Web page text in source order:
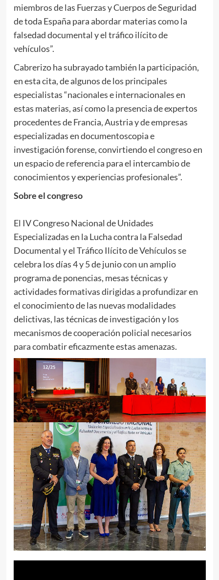
miembros de las Fuerzas y Cuerpos de Seguridad
de toda España para abordar materias como la
falsedad documental y el tráfico ilícito de
vehículos”.
Cabrerizo ha subrayado también la participación,
en esta cita, de algunos de los principales
especialistas “nacionales e internacionales en
estas materias, así como la presencia de expertos
procedentes de Francia, Austria y de empresas
especializadas en documentoscopia e
investigación forense, convirtiendo el congreso en
un espacio de referencia para el intercambio de
conocimientos y experiencias profesionales”.
Sobre el congreso
El IV Congreso Nacional de Unidades
Especializadas en la Lucha contra la Falsedad
Documental y el Tráfico Ilícito de Vehículos se
celebra los días 4 y 5 de junio con un amplio
programa de ponencias, mesas técnicas y
actividades formativas dirigidas a profundizar en
el conocimiento de las nuevas modalidades
delictivas, las técnicas de investigación y los
mecanismos de cooperación policial necesarios
para combatir eficazmente estas amenazas.